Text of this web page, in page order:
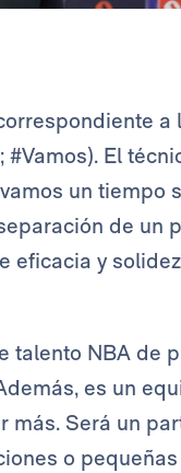
a
El
un tiempo
de un
eficacia y
talento NBA de
es un
más. Será un
o